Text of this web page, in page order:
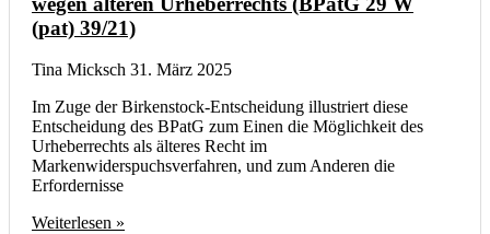
(pat) 39/21)
Tina Micksch 31. März 2025
Im Zuge der Birkenstock-Entscheidung illustriert diese
Entscheidung des BPatG zum Einen die Möglichkeit des
Urheberrechts als älteres Recht im
Markenwiderspuchsverfahren, und zum Anderen die
Erfordernisse
Weiterlesen »